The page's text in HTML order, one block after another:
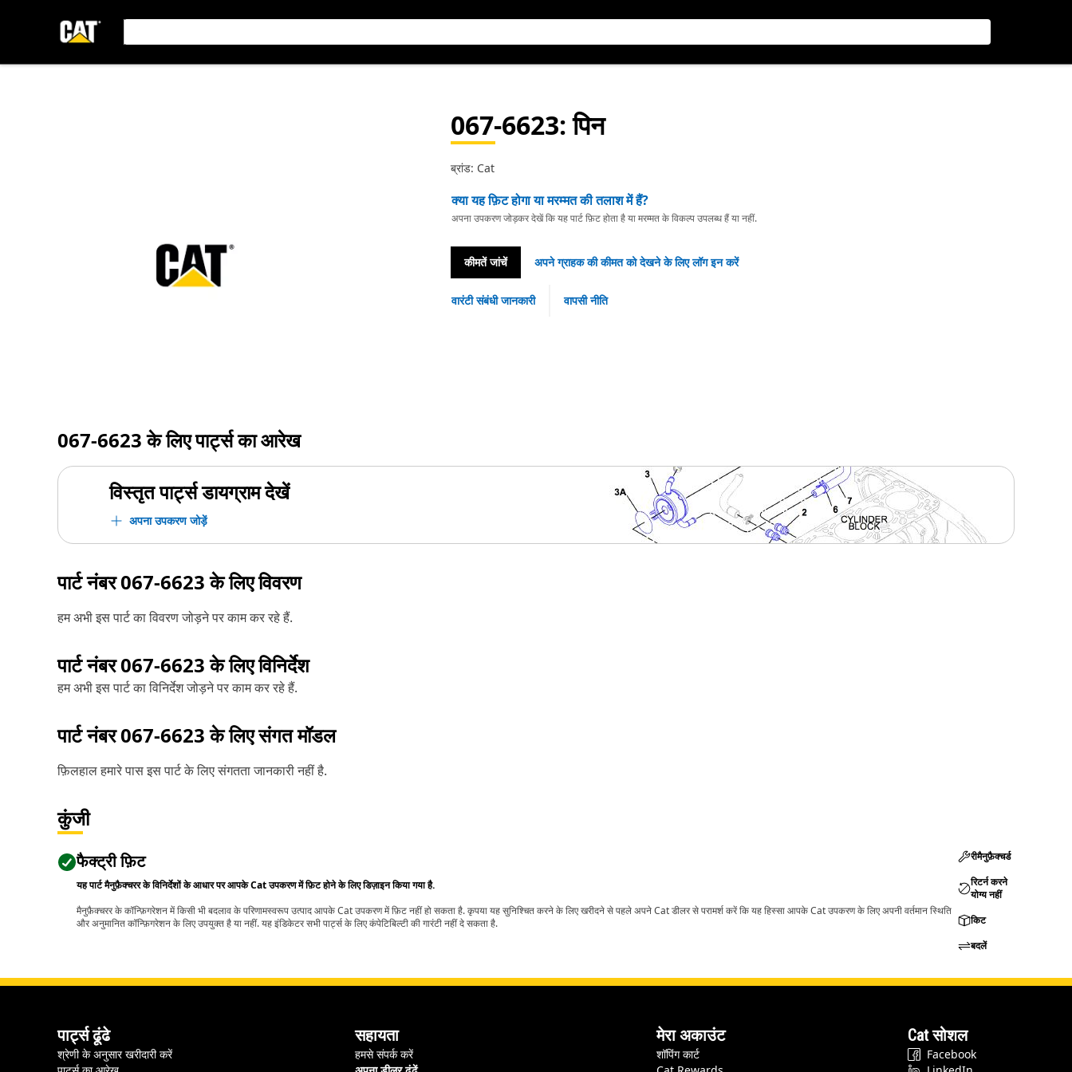
067-6623: पिन
ब्रांड: Cat
क्या यह फ़िट होगा या मरम्मत की तलाश में हैं?
अपना उपकरण जोड़कर देखें कि यह पार्ट फ़िट होता है या मरम्मत के विकल्प उपलब्ध हैं या नहीं.
कीमतें जांचें अपने ग्राहक की कीमत को देखने के लिए लॉग इन करें
वारंटी संबंधी जानकारी वापसी नीति
067-6623के लिए पार्ट्स का आरेख
विस्तृत पार्ट्स डायग्राम देखें
अपना उपकरण जोड़ें
पार्ट नंबर067-6623के लिए विवरण
हम अभी इस पार्ट का विवरण जोड़ने पर काम कर रहे हैं.
पार्ट नंबर067-6623के लिए विनिर्देश
हम अभी इस पार्ट का विनिर्देश जोड़ने पर काम कर रहे हैं.
पार्ट नंबर067-6623के लिए संगत मॉडल
फ़िलहाल हमारे पास इस पार्ट के लिए संगतता जानकारी नहीं है.
कुंजी
फैक्ट्री फ़िट
यह पार्ट मैनुफ़ैक्चरर के विनिर्देशों के आधार पर आपके Cat उपकरण में फ़िट होने के लिए डिज़ाइन किया गया है.
मैनुफ़ैक्चरर के कॉन्फ़िगरेशन में किसी भी बदलाव के परिणामस्वरूप उत्पाद आपके Cat उपकरण में फ़िट नहीं हो सकता है. कृपया यह सुनिश्चित करने के लिए खरीदने से पहले अपने Cat डीलर से परामर्श करें कि यह हिस्सा आपके Cat उपकरण के लिए अपनी वर्तमान स्थिति
और अनुमानित कॉन्फ़िगरेशन के लिए उपयुक्त है या नहीं. यह इंडिकेटर सभी पार्ट्स के लिए कंपेटिबिल्टी की गारंटी नहीं दे सकता है.
रीमैनुफ़ैक्चर्ड
रिटर्न करने
योग्य नहीं
किट
बदलें
पार्ट्स ढूंढे
श्रेणी के अनुसार खरीदारी करें
सहायता
हमसे संपर्क करें
मेरा अकाउंट
शॉपिंग कार्ट
Cat सोशल
Facebook